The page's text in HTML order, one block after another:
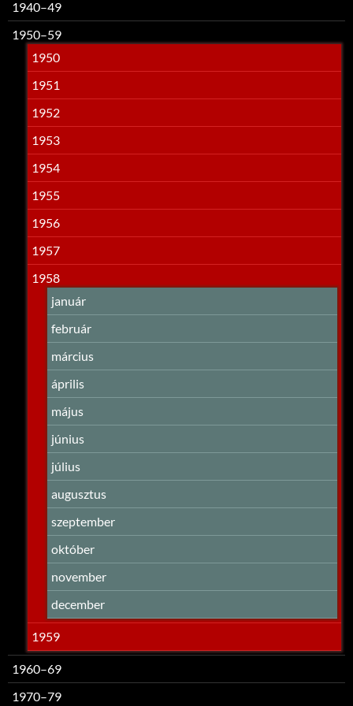
1940–49
1950–59
1950
1951
1952
1953
1954
1955
1956
1957
1958
január
február
március
április
május
június
július
augusztus
szeptember
október
november
december
1959
1960–69
1970–79